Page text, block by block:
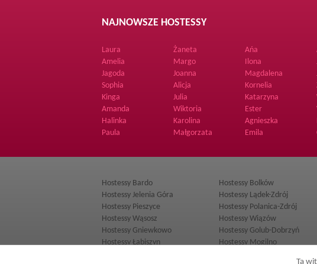
Ta
NAJNOWSZE HOSTESSY
Laura Żaneta Ańa
Amelia
Margo Ilona
Jagoda
Joanna Magdalena
Sophia
Alicja Kornelia
Kinga
Julia Katarzyna
Amanda
Wiktoria Ester
Halinka
Karolina Agnieszka
Paula
Małgorzata Emila
Hostessy Bardo Hostessy Bolków
Hostessy Jelenia Góra
Hostessy Lądek-Zdrój
Hostessy Pieszyce
Hostessy Polanica-Zdrój
Hostessy Wąsosz
Hostessy Wiązów
Hostessy Gniewkowo
Hostessy Golub-Dobrzyń
Hostessy Łabiszyn
Hostessy Mogilno